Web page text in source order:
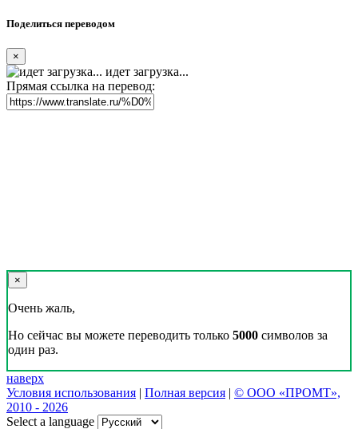
Поделиться переводом
×
идет загрузка...
Прямая ссылка на перевод:
×
Очень жаль,
Но сейчас вы можете переводить только 5000 символов за
один раз.
наверх
Условия использования | Полная версия | © ООО «ПРОМТ»,
2010 - 2026
Select a language